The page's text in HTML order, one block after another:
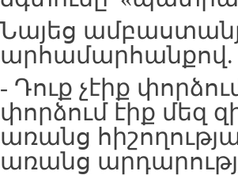
Նայեց
արհամարհանքով.
- Դուք չէիք
փորձում էիք մեզ
առանց
առանց